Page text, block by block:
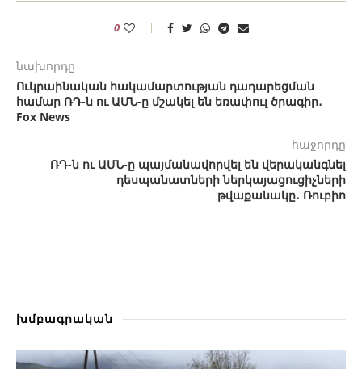
0
նախորդը
Ուկրաինական հակամարտության դադարեցման
համար ՌԴ-ն ու ԱՄՆ-ը մշակել են եռափուլ ծրագիր․
Fox News
հաջորդը
ՌԴ-ն ու ԱՄՆ-ը պայմանավորվել են վերականգնել
դեսպանատների ներկայացուցիչների
թվաքանակը․ Ռուբիո
խմբագրական